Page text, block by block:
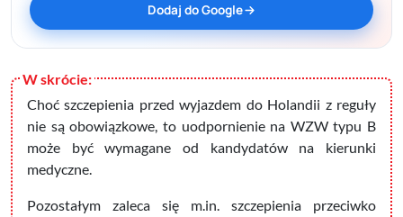
Dodaj do Google
Choć szczepienia przed wyjazdem do Holandii z reguły
nie są obowiązkowe, to uodpornienie na WZW typu B
może być wymagane od kandydatów na kierunki
medyczne.
Pozostałym zaleca się m.in. szczepienia przeciwko